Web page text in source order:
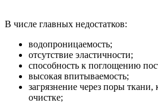
В числе главных недостатков:
водопроницаемость;
отсутствие эластичности;
способность к поглощению
высокая впитываемость;
загрязнение через поры ткани,
очистке;